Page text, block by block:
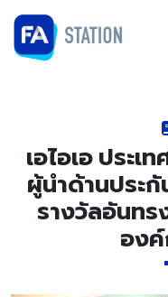
เอไอเอ ประเ
ผู้นำด้านประ
รางวัลอันทร
อง